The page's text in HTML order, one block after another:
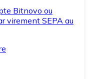
Bitnovo ou
virement SEPA au